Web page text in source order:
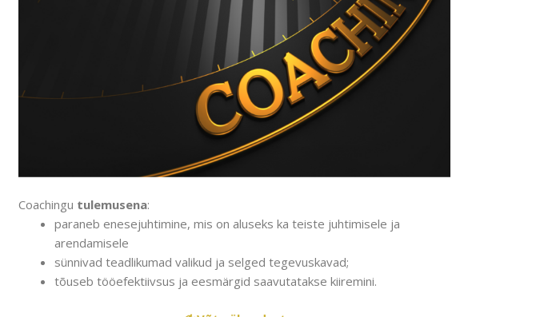
Coachingu tulemusena:
paraneb enesejuhtimine, mis on aluseks ka teiste juhtimisele ja
arendamisele
sünnivad teadlikumad valikud ja selged tegevuskavad;
tõuseb tööefektiivsus ja eesmärgid saavutatakse kiiremini.